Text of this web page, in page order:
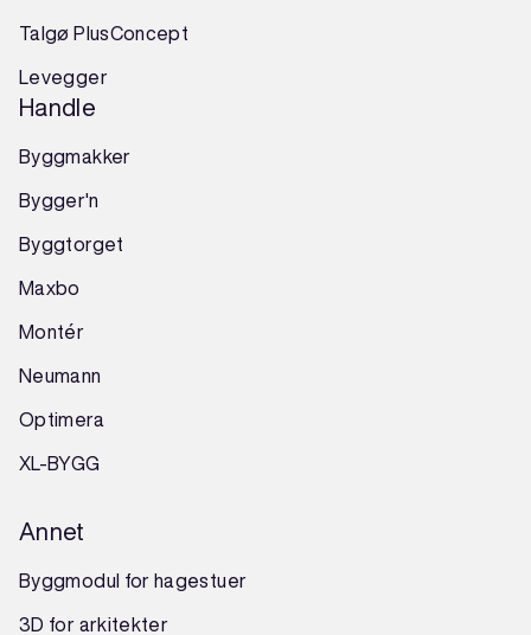
Talgø PlusConcept
Levegger
Handle
Byggmakker
Bygger'n
Byggtorget
Maxbo
Montér
Neumann
Optimera
XL-BYGG
Annet
Byggmodul for hagestuer
3D for arkitekter